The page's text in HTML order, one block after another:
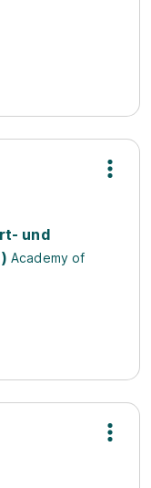
und
Academy of